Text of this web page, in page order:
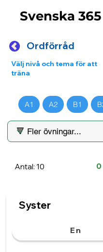
Svenska 365
Ordförråd
Välj nivå och tema för att
träna
A1 A2 B1
Antal: 10 0
Syster
En